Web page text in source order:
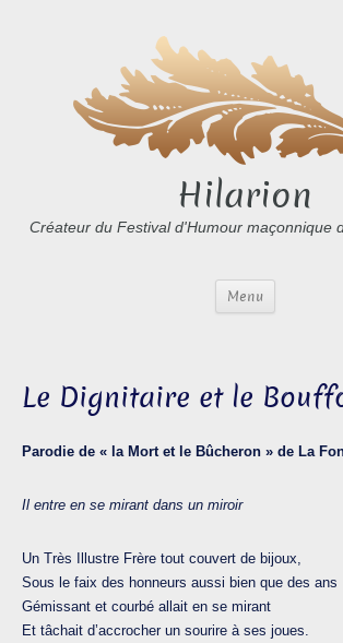
Hilarion
Créateur du Festival d'Humour maçonnique
Menu
Le Dignitaire et le
Parodie de « la Mort et le Bûcheron » de La
Il entre en se mirant dans un miroir
Un Très Illustre Frère tout couvert de bijoux,
Sous le faix des honneurs aussi bien que des ans
Gémissant et courbé allait en se mirant
Et tâchait d’accrocher un sourire à ses joues.